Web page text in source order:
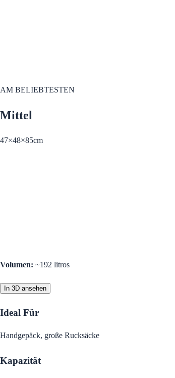
AM BELIEBTESTEN
Mittel
47×48×85cm
Volumen: ~192 litros
In 3D ansehen
Ideal Für
Handgepäck, große Rucksäcke
Kapazität